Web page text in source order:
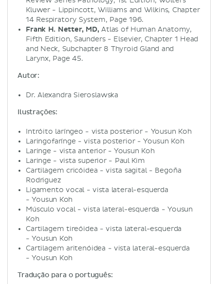
Kluwer - Lippincott, Williams and Wilkins, Chapter
14 Respiratory System, Page 196.
Frank H. Netter, MD,Atlas of Human Anatomy,
Fifth Edition, Saunders - Elsevier, Chapter 1 Head
and Neck, Subchapter 8 Thyroid Gland and
Larynx, Page 45.
Autor:
Dr. Alexandra Sieroslawska
Ilustrações:
Intróito laríngeo - vista posterior - Yousun Koh
Laringofarínge - vista posterior - Yousun Koh
Laringe - vista anterior - Yousun Koh
Laringe - vista superior - Paul Kim
Cartilagem cricóidea - vista sagital - Begoña
Rodriguez
Ligamento vocal - vista lateral-esquerda
- Yousun Koh
Músculo vocal - vista lateral-esquerda - Yousun
Koh
Cartilagem tireóidea - vista lateral-esquerda
- Yousun Koh
Cartilagem aritenóidea - vista lateral-esquerda
- Yousun Koh
Tradução para o português: